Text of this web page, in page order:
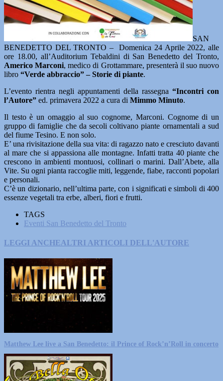
SAN
BENEDETTO DEL TRONTO – Domenica 24 Aprile 2022, alle
ore 18.00, all’Auditorium Tebaldini di San Benedetto del Tronto,
Americo Marconi, medico di Grottammare, presenterà il suo nuovo
libro “Verde abbraccio” – Storie di piante.
L’evento rientra negli appuntamenti della rassegna “Incontri con
l’Autore” ed. primavera 2022 a cura di Mimmo Minuto.
Il testo è un omaggio al suo cognome, Marconi. Cognome di un
gruppo di famiglie che da secoli coltivano piante ornamentali a sud
del fiume Tesino. E non solo.
E’ una rivisitazione della sua vita: di ragazzo nato e cresciuto davanti
al mare che si appassiona alle montagne. Infatti tratta 40 piante che
crescono in ambienti montuosi, collinari o marini. Dall’Abete, alla
Vite. Su ogni pianta raccoglie miti, leggende, fiabe, racconti popolari
e personali.
C’è un dizionario, nell’ultima parte, con i significati e simboli di 400
essenze vegetali tra erbe, alberi, fiori e frutti.
TAGS
Eventi San Benedetto del Tronto
LEGGI ANCHEALTRI ARTICOLI DELL'AUTORE
Matthew Lee live a San Benedetto: il Prince of Rock’n’Roll in concerto